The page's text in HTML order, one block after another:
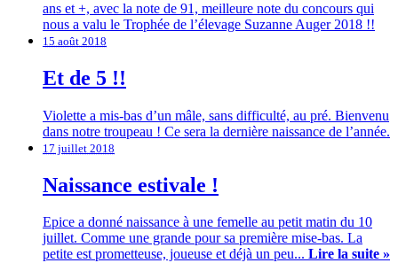
ans et +, avec la note de 91, meilleure note du concours qui
nous a valu le Trophée de l’élevage Suzanne Auger 2018 !!
15 août 2018
Et de 5 !!
Violette a mis-bas d’un mâle, sans difficulté, au pré. Bienvenu
dans notre troupeau ! Ce sera la dernière naissance de l’année.
17 juillet 2018
Naissance estivale !
Epice a donné naissance à une femelle au petit matin du 10
juillet. Comme une grande pour sa première mise-bas. La
petite est prometteuse, joueuse et déjà un peu... Lire la suite »